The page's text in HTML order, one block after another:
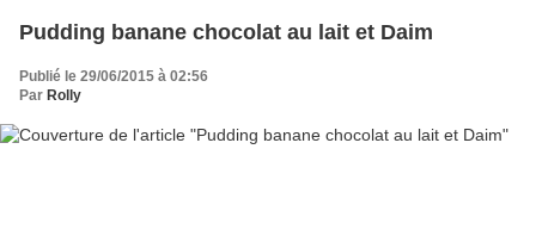
Pudding banane chocolat au lait et Daim
Publié le 29/06/2015 à 02:56
Par Rolly